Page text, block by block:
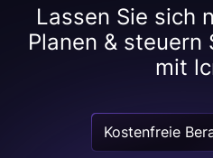
Lassen Sie sich
Planen & steuern
mit
Kostenfreie